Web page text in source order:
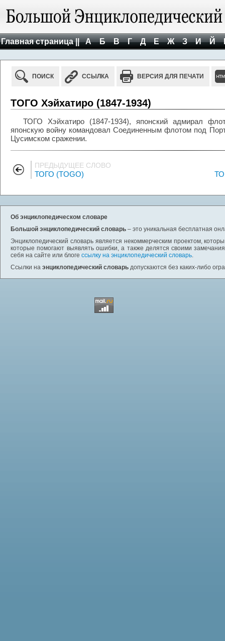
Главная страница || А Б В Г Д Е Ж З И Й
ПОИСК ССЫЛКА ВЕРСИЯ ДЛЯ ПЕЧАТИ
ТОГО Хэйхатиро (1847-1934)
ТОГО Хэйхатиро (1847-1934), японский адмирал
японскую войну командовал Соединенным флотом под
Цусимском сражении.
ПРЕДЫДУЩЕЕ СЛОВО
ТОГО (TOGO)
Об энциклопедическом словаре
Большой энциклопедический словарь – это уникальная бесплатная
Энциклопедический словарь является некоммерческим проектом,
которые помогают выявлять ошибки, а также делятся своими
себя на сайте или блоге ссылку на энциклопедический словарь.
Ссылки на энциклопедический словарь допускаются без каких-либо